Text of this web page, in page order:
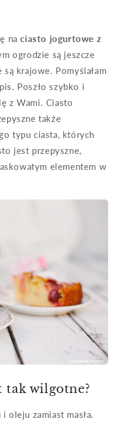
naciasto jogurtowe z
ogrodzie są jeszcze
krajowe. Pomyślałam
Poszło szybko i
z Wami. Ciasto
także
typu ciasta, których
jest przepyszne,
elementem w
tak wilgotne?
oleju zamiast masła.